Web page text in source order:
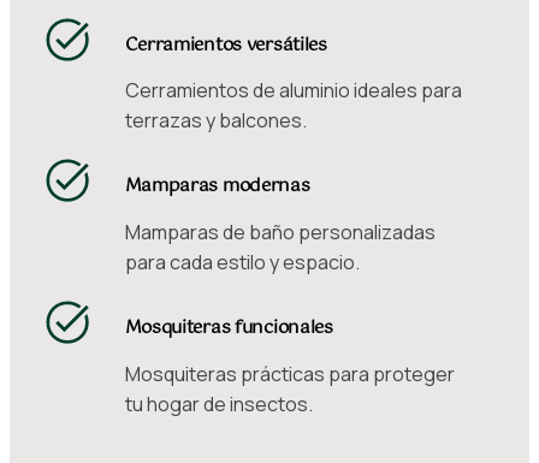
Cerramientos versátiles
Cerramientos de aluminio ideales para
terrazas y balcones.
Mamparas modernas
Mamparas de baño personalizadas
para cada estilo y espacio.
Mosquiteras funcionales
Mosquiteras prácticas para proteger
tu hogar de insectos.